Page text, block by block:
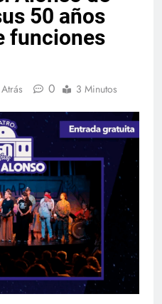
50 años
funciones
0 3 Minutos